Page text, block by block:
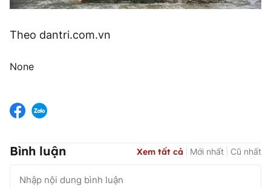
Theo dantri.com.vn
None
Bình luận Xem tất cả Mới nhất Cũ nhất